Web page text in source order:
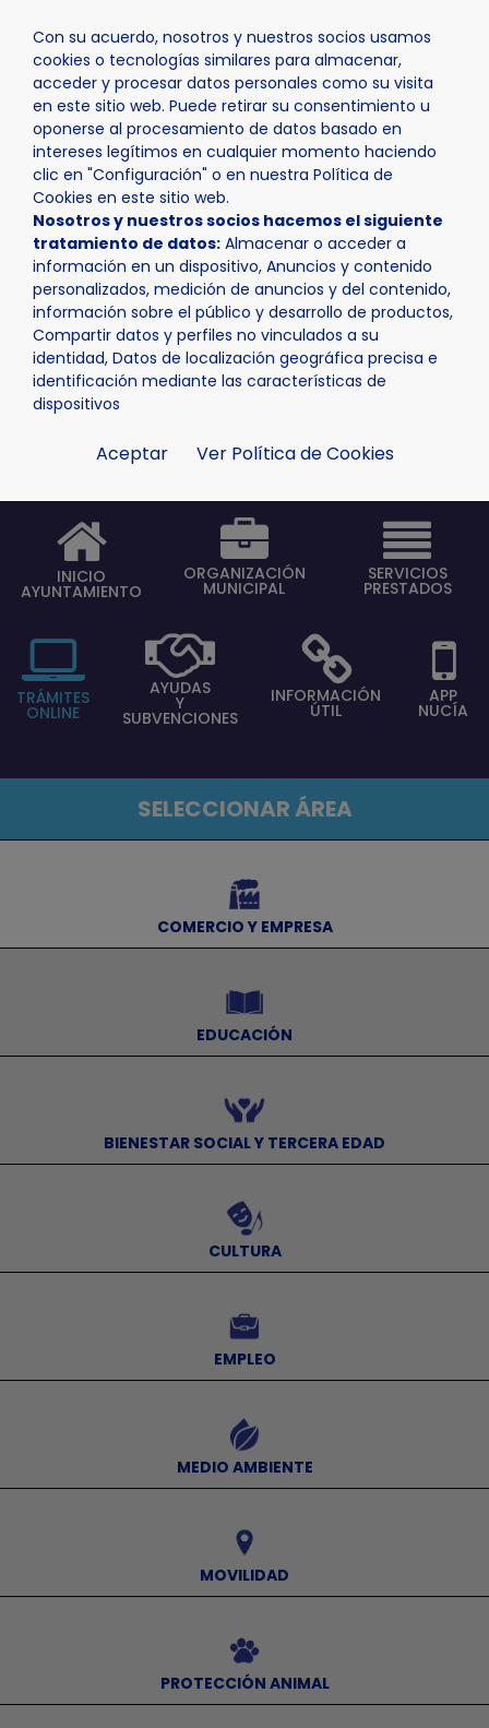
Con su acuerdo, nosotros y nuestros socios usamos
cookies o tecnologías similares para almacenar,
acceder y procesar datos personales como su visita
en este sitio web. Puede retirar su consentimiento u
oponerse al procesamiento de datos basado en
intereses legítimos en cualquier momento haciendo
clic en "Configuración" o en nuestra Política de
Cookies en este sitio web.
Nosotros y nuestros socios hacemos el siguiente
tratamiento de datos: Almacenar o acceder a
información en un dispositivo, Anuncios y contenido
personalizados, medición de anuncios y del contenido,
información sobre el público y desarrollo de productos,
Compartir datos y perfiles no vinculados a su
identidad, Datos de localización geográfica precisa e
identificación mediante las características de
dispositivos
Aceptar Ver Política de Cookies
Inicio Ayuntamiento Trámites
Trámites
INICIO
AYUNTAMIENTO
ORGANIZACIÓN
MUNICIPAL
SERVICIOS
PRESTADOS
TRÁMITES
ONLINE
AYUDAS
Y
SUBVENCIONES
INFORMACIÓN
ÚTIL
APP
NUCÍA
SELECCIONAR ÁREA
COMERCIO Y EMPRESA
EDUCACIÓN
BIENESTAR SOCIAL Y TERCERA EDAD
CULTURA
EMPLEO
MEDIO AMBIENTE
MOVILIDAD
PROTECCIÓN ANIMAL